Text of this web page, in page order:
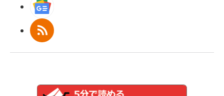
RSS